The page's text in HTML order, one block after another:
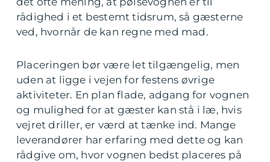
rådighed i et bestemt tidsrum, så gæsterne
ved, hvornår de kan regne med mad.
Placeringen bør være let tilgængelig, men
uden at ligge i vejen for festens øvrige
aktiviteter. En plan flade, adgang for vognen
og mulighed for at gæster kan stå i læ, hvis
vejret driller, er værd at tænke ind. Mange
leverandører har erfaring med dette og kan
rådgive om, hvor vognen bedst placeres på